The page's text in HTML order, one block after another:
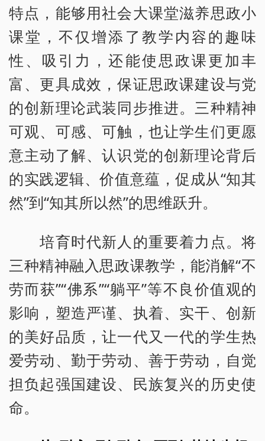
特点，能够用社会大课堂滋养思政小
课堂，不仅增添了教学内容的趣味
性、吸引力，还能使思政课更加丰
富、更具成效，保证思政课建设与党
的创新理论武装同步推进。三种精神
可观、可感、可触，也让学生们更愿
意主动了解、认识党的创新理论背后
的实践逻辑、价值意蕴，促成从“知其
然”到“知其所以然”的思维跃升。
培育时代新人的重要着力点。将
三种精神融入思政课教学，能消解“不
劳而获”“佛系”“躺平”等不良价值观的
影响，塑造严谨、执着、实干、创新
的美好品质，让一代又一代的学生热
爱劳动、勤于劳动、善于劳动，自觉
担负起强国建设、民族复兴的历史使
命。